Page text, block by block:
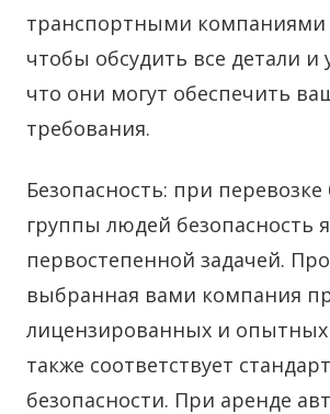
транспортными компаниями
чтобы обсудить все детали и
что они могут обеспечить
требования.
Безопасность: при
группы людей безопасность
первостепенной задачей.
выбранная вами компания
лицензированных и опытных
также соответствует
безопасности. При аренде